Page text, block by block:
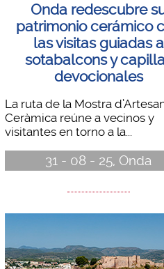
Onda redescubre
patrimonio cerámico
las visitas guiadas a
sotabalcons y
devocionales
La ruta de la Mostra
Ceràmica reúne a vecinos y
visitantes en torno a la...
31 - 08 - 25, Onda